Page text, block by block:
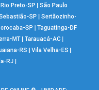
Preto-SP |São Paulo
SP |Sertãozinho-
SP |Taguatinga-DF
MT| Tarauacá-AC|
RS |Vila Velha-ES
RJ